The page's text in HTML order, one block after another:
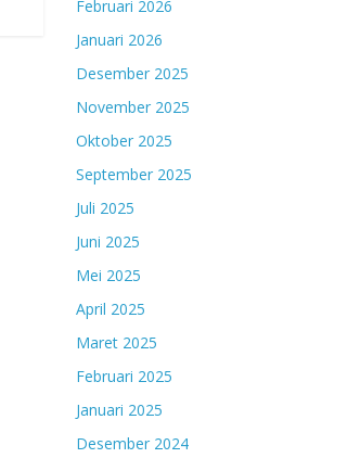
Februari 2026
Januari 2026
Desember 2025
November 2025
Oktober 2025
September 2025
Juli 2025
Juni 2025
Mei 2025
April 2025
Maret 2025
Februari 2025
Januari 2025
Desember 2024